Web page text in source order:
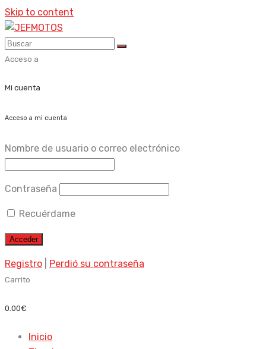
Skip to content
Acceso a
Mi cuenta
Acceso a mi cuenta
Nombre de usuario o correo electrónico
Contraseña
Recuérdame
Registro Perdió su contraseña
Carrito
0.00€
Inicio